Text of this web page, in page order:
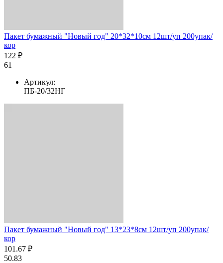
Пакет бумажный "Новый год" 20*32*10см 12шт/уп 200упак/
кор
122 ₽
61
Артикул:
ПБ-20/32НГ
Пакет бумажный "Новый год" 13*23*8см 12шт/уп 200упак/
кор
101.67 ₽
50.83